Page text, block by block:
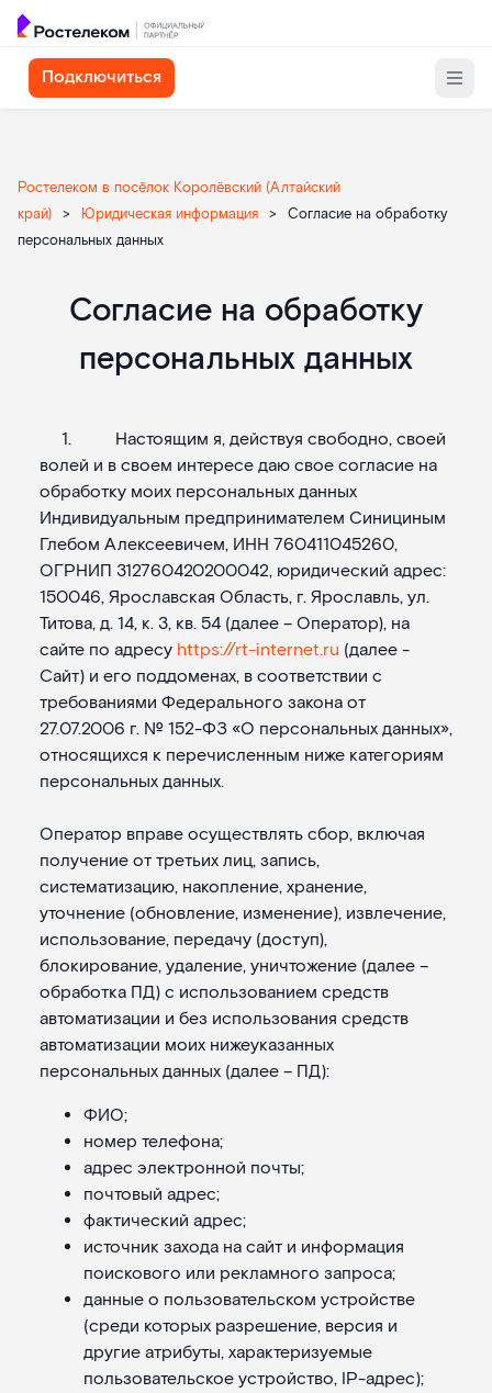
Подключиться
Ростелеком в посёлок Королёвский (Алтайский
край)
> Юридическая информация >
Согласие на обработку
персональных данных
Согласие на обработку
персональных данных
Текст
согласия
1. Настоящим я, действуя свободно, своей
волей и в своем интересе даю свое согласие на
обработку моих персональных данных
Индивидуальным предпринимателем Синициным
Глебом Алексеевичем, ИНН 760411045260,
ОГРНИП 312760420200042, юридический адрес:
150046, Ярославская Область, г. Ярославль, ул.
Титова, д. 14, к. 3, кв. 54 (далее – Оператор), на
сайте по адресу https://rt-internet.ru (далее -
Сайт) и его поддоменах, в соответствии с
требованиями Федерального закона от
27.07.2006 г. № 152-ФЗ «О персональных данных»,
относящихся к перечисленным ниже категориям
персональных данных.
Оператор вправе осуществлять сбор, включая
получение от третьих лиц, запись,
систематизацию, накопление, хранение,
уточнение (обновление, изменение), извлечение,
использование, передачу (доступ),
блокирование, удаление, уничтожение (далее –
обработка ПД) с использованием средств
автоматизации и без использования средств
автоматизации моих нижеуказанных
персональных данных (далее – ПД):
ФИО;
номер телефона;
адрес электронной почты;
почтовый адрес;
фактический адрес;
источник захода на сайт и информация
поискового или рекламного запроса;
данные о пользовательском устройстве
(среди которых разрешение, версия и
другие атрибуты, характеризуемые
пользовательское устройство, IP-адрес);